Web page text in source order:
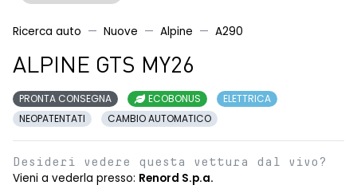
Ricerca auto Nuove Alpine A290
ALPINE GTS MY26
PRONTA CONSEGNA ECOBONUS
ELETTRICA
NEOPATENTATI
CAMBIO AUTOMATICO
Desideri vedere questa vettura dal vivo?
Vieni a vederla presso: Renord S.p.a.